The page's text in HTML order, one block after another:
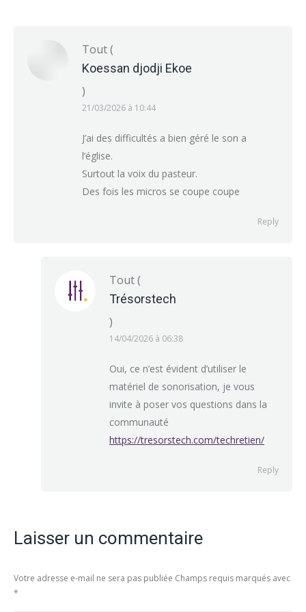
Tout(
Koessan djodji Ekoe
)
21/03/2026 à 10:44
J’ai des difficultés a bien géré le son a
l’église.
Surtout la voix du pasteur.
Des fois les micros se coupe coupe
Reply
Tout(
Trésorstech
)
14/04/2026 à 06:38
Oui, ce n’est évident d’utiliser le
matériel de sonorisation, je vous
invite à poser vos questions dans la
communauté
https://tresorstech.com/techretien/
Reply
Laisser un commentaire
Votre adresse e-mail ne sera pas publiée Champs requis marqués avec
*